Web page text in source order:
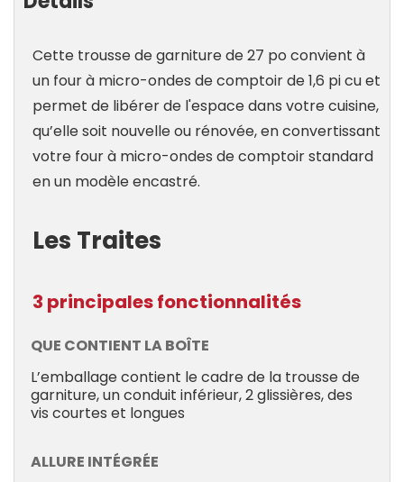
Cette trousse de garniture de 27 po convient à
un four à micro-ondes de comptoir de 1,6 pi cu et
permet de libérer de l'espace dans votre cuisine,
qu’elle soit nouvelle ou rénovée, en convertissant
votre four à micro-ondes de comptoir standard
en un modèle encastré.
Les Traites
3 principales fonctionnalités
QUE CONTIENT LA BOÎTE
L’emballage contient le cadre de la trousse de
garniture, un conduit inférieur, 2 glissières, des
vis courtes et longues
ALLURE INTÉGRÉE